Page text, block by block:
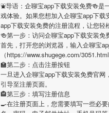
⛲️导语： 企聊宝app下载安装免费🍻是
戏体验。如果您想加入企聊宝app下载
app下载安装免费的注册流程，让您轻
🍻第一步：访问企聊宝app下载安装免
首先，打开您的浏览器，输入企聊宝
（https://www.shugege.com/
🏫第二步：点击注册按钮
一旦进入企聊宝app下载安装免费官网
引导至注册页面。
🏤第三步：填写注册信息
🍳在注册页面上，您需要填写一些必